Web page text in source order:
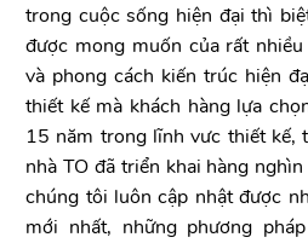
trong cuộc sống hiện đại thì
được mong muốn của rất
và phong cách kiến trúc hiện
thiết kế mà khách hàng lựa
15 năm trong lĩnh vưc thiết kế,
nhà TO đã triển khai hàng
chúng tôi luôn cập nhật được
mới nhất, những phương